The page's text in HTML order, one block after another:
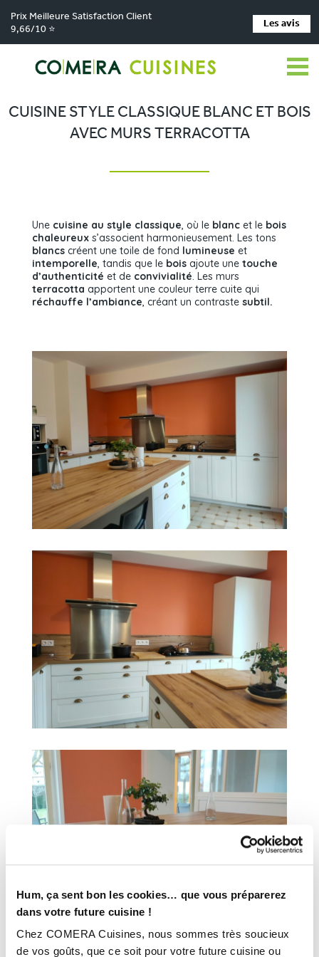
Hum, ça sent bon les cookies… que vous préparerez
dans votre future cuisine !
Chez COMERA Cuisines, nous sommes très soucieux
de vos goûts, que ce soit pour votre future cuisine ou
Prix Meilleure Satisfaction Client
9,66/10 ⭐
Les avis
Comera Cuisines > Nos magasins de cuisine > Cuisiniste MONTBRISON >
Réalisations > Cuisine style classique blanc et bois avec murs terracotta
CUISINE STYLE CLASSIQUE BLANC ET BOIS
AVEC MURS TERRACOTTA
Une cuisine au style classique, où le blanc et le bois
chaleureux s’associent harmonieusement. Les tons
blancs créent une toile de fond lumineuse et
intemporelle, tandis que le bois ajoute une touche
d’authenticité et de convivialité. Les murs
terracotta apportent une couleur terre cuite qui
réchauffe l’ambiance, créant un contraste subtil.